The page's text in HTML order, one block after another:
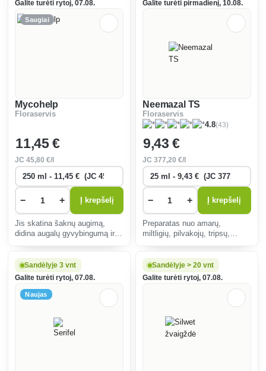
Galite turėti rytoj, 07.08.
Saugiai
Mycohelp
Floraservis
11,45 €
JC45,80 €/l
− + Į krepšelį
Jis skatina šaknų augimą,
didina augalų gyvybingumą ir
sveikam dirvožemiui ir
stipriems augalams,
Galite turėti pirmadienį, 10.08.
Neemazal TS
Floraservis
4.8(43)
9,43 €
JC 377,20 €/l
− + Į krepšelį
Preparatas nuo amarų,
miltligių, pilvakojų, tripsų,
medžio Antelaea azadirachta
sėklų augalinio ekstrakto
Sandėlyje 3 vnt
Galite turėti rytoj, 07.08.
Naujas
Sandėlyje > 20 vnt
Galite turėti rytoj, 07.08.